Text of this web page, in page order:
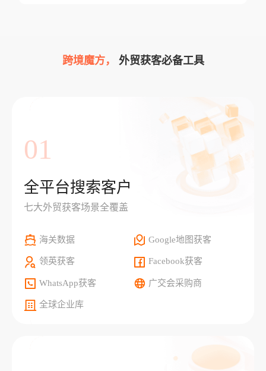
跨境魔方， 外贸获客必备工具
01
全平台搜索客户
七大外贸获客场景全覆盖
海关数据 Google地图获客
领英获客 Facebook获客
WhatsApp获客 广交会采购商
全球企业库